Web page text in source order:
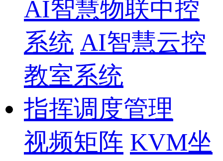
AI智慧物联中控
系统 AI智慧云控
教室系统
指挥调度管理
视频矩阵 KVM坐